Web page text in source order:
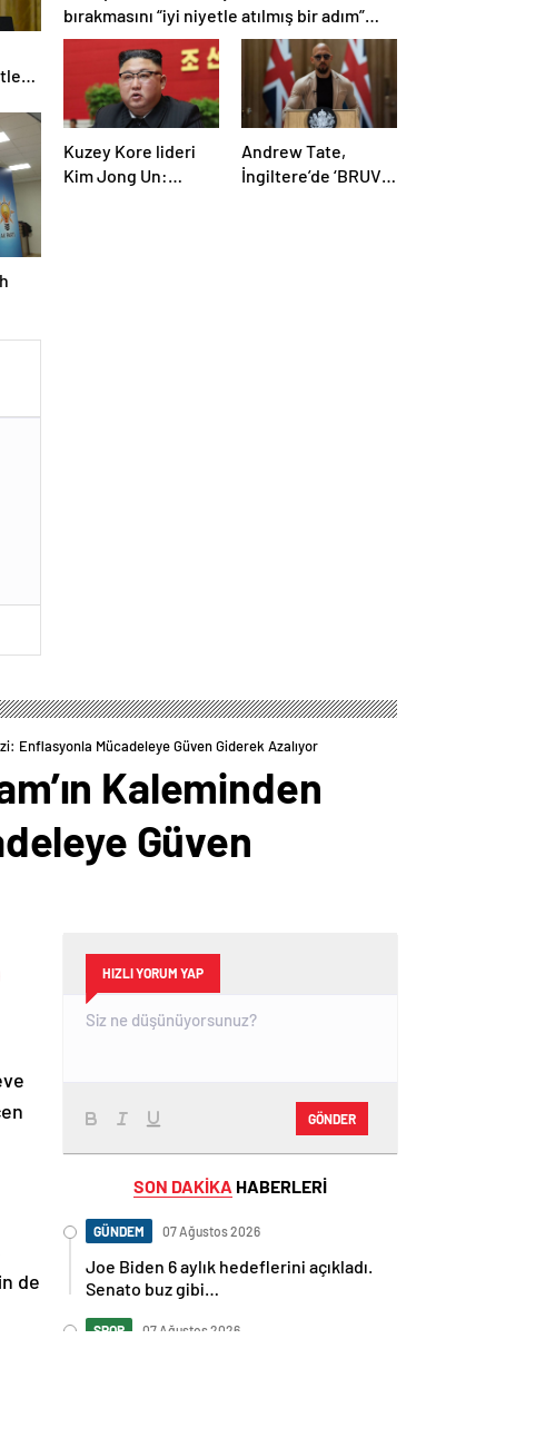
bırakmasını “iyi niyetle atılmış bir adım”
olarak değerlendirdi
Kuzey Kore lideri
Kim Jong Un:
Andrew Tate,
İngiltere’de ‘BRUV’
Enflasyonla Mücadeleye Güven Giderek Azalıyor
Kaleminden
Güven
de
HIZLI YORUM YAP
GÖNDER
SON DAKİKA HABERLERİ
GÜNDEM 07 Ağustos 2026
Joe Biden 6 aylık hedeflerini açıkladı.
Senato buz gibi…
SPOR 07 Ağustos 2026